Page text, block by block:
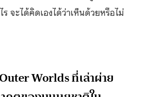
ร จะได้คิดเองได้ว่าเห็นด้วยหรือไม่
Worlds ที่เล่าผ่าย